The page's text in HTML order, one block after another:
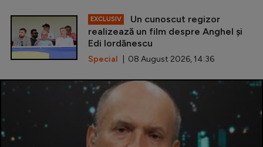
EXCLUSIV
Un cunoscut regizor
realizează un film despre Anghel și
Edi Iordănescu
Special | 08 August 2026, 14:36